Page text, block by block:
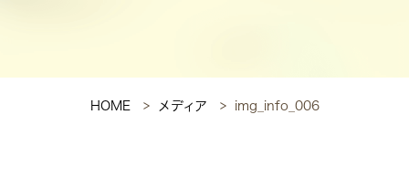
HOME メディア img_info_006